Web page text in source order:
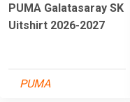
PUMA Galatasaray SK
Uitshirt 2026-2027
PUMA